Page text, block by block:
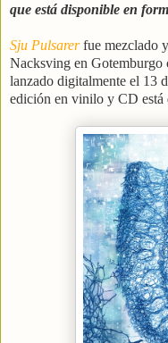
que está disponible en
Sju Pulsarerfue mezclado
Nacksving en Gotemburgo
lanzado digitalmente el 13
edición en vinilo y CD está